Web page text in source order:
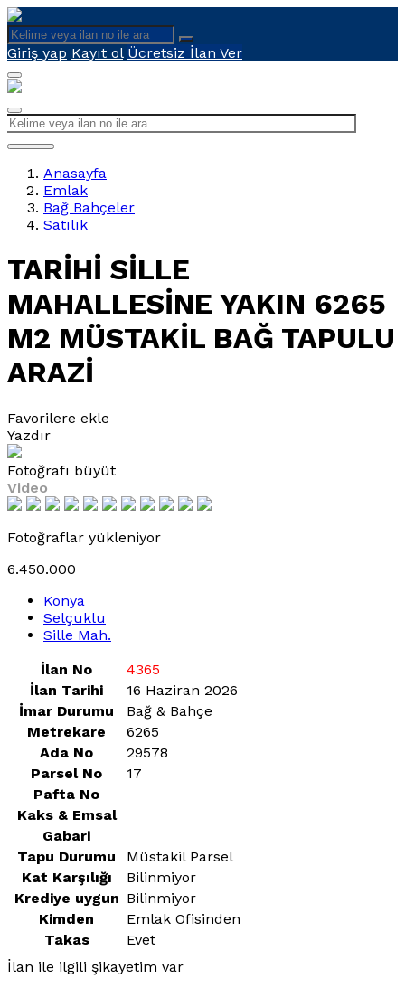
Giriş yap Kayıt ol Ücretsiz İlan Ver
Anasayfa
Emlak
Bağ Bahçeler
Satılık
TARİHİ SİLLE
MAHALLESİNE YAKIN 6265
M2 MÜSTAKİL BAĞ TAPULU
ARAZİ
Favorilere ekle
Yazdır
Fotoğrafı büyüt
Video
Fotoğraflar yükleniyor
6.450.000
Konya
Selçuklu
Sille Mah.
İlan No
4365
İlan Tarihi
16 Haziran 2026
İmar Durumu
Bağ & Bahçe
Metrekare
6265
Ada No
29578
Parsel No
17
Pafta No
Kaks & Emsal
Gabari
Tapu Durumu
Müstakil Parsel
Kat Karşılığı
Bilinmiyor
Krediye uygun Bilinmiyor
Kimden
Emlak Ofisinden
Takas
Evet
İlan ile ilgili şikayetim var